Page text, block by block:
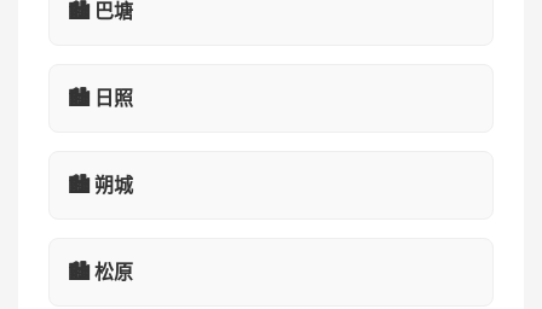
🏙️ 巴塘
🏙️ 日照
🏙️ 朔城
🏙️ 松原